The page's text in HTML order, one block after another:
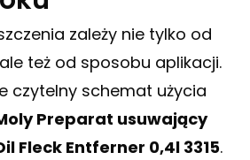
zależy nie tylko od
też od sposobu aplikacji.
czytelny schemat użycia
Preparat usuwający
Fleck Entferner 0,4l 3315.